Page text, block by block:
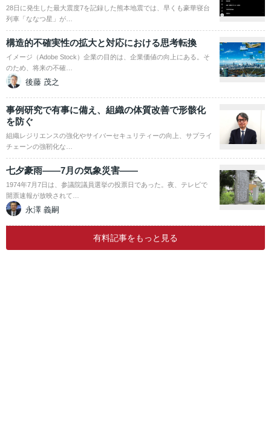
28日に発生した最大震度7を記録した熊本地震では、早くも豪華寝台
列車「ななつ星」が…
構造的不確実性の拡大と対応における思考転換
イメージ（Adobe Stock）企業の目的は、企業価値の向上にある。そ
のため、将来の不確…
後藤 茂之
事例研究で有事に備え、組織の体質改善で形骸化
を防ぐ
組織レジリエンスの強化やサイバーセキュリティーの向上、サプライ
チェーンの強靭化な…
七夕豪雨――7月の気象災害――
1974年7月7日は、参議院議員選挙の投票日であった。夜、テレビで
開票速報が放映されて…
永澤 義嗣
有料記事をもっと見る